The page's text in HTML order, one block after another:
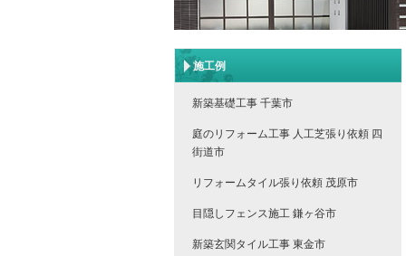
施工例
新築基礎工事 千葉市
庭のリフォーム工事 人工芝張り依頼 四
街道市
リフォームタイル張り依頼 茂原市
目隠しフェンス施工 鎌ヶ谷市
新築玄関タイル工事 東金市